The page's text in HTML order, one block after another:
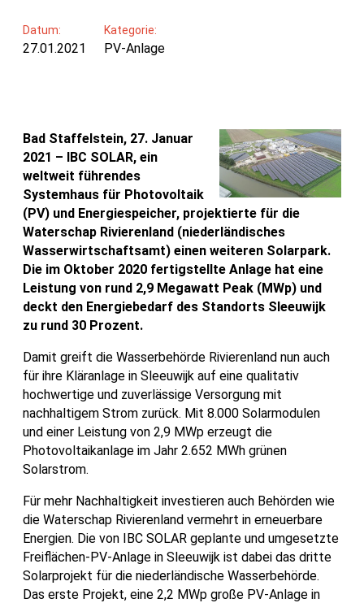
Datum:
27.01.2021
Kategorie:
PV-Anlage
Bad Staffelstein, 27. Januar
2021 – IBC SOLAR, ein
weltweit führendes
Systemhaus für Photovoltaik
(PV) und Energiespeicher, projektierte für die
Waterschap Rivierenland (niederländisches
Wasserwirtschaftsamt) einen weiteren Solarpark.
Die im Oktober 2020 fertigstellte Anlage hat eine
Leistung von rund 2,9 Megawatt Peak (MWp) und
deckt den Energiebedarf des Standorts Sleeuwijk
zu rund 30 Prozent.
Damit greift die Wasserbehörde Rivierenland nun auch
für ihre Kläranlage in Sleeuwijk auf eine qualitativ
hochwertige und zuverlässige Versorgung mit
nachhaltigem Strom zurück. Mit 8.000 Solarmodulen
und einer Leistung von 2,9 MWp erzeugt die
Photovoltaikanlage im Jahr 2.652 MWh grünen
Solarstrom.
Für mehr Nachhaltigkeit investieren auch Behörden wie
die Waterschap Rivierenland vermehrt in erneuerbare
Energien. Die von IBC SOLAR geplante und umgesetzte
Freiflächen-PV-Anlage in Sleeuwijk ist dabei das dritte
Solarprojekt für die niederländische Wasserbehörde.
Das erste Projekt, eine 2,2 MWp große PV-Anlage in